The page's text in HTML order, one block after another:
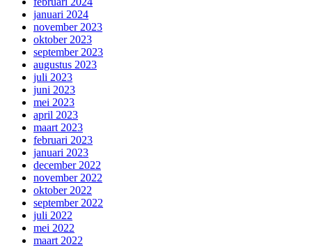
januari 2024
november 2023
oktober 2023
september 2023
augustus 2023
juli 2023
juni 2023
mei 2023
april 2023
maart 2023
februari 2023
januari 2023
december 2022
november 2022
oktober 2022
september 2022
juli 2022
mei 2022
maart 2022